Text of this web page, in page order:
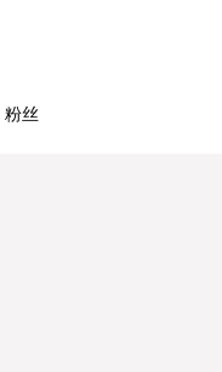
粉丝